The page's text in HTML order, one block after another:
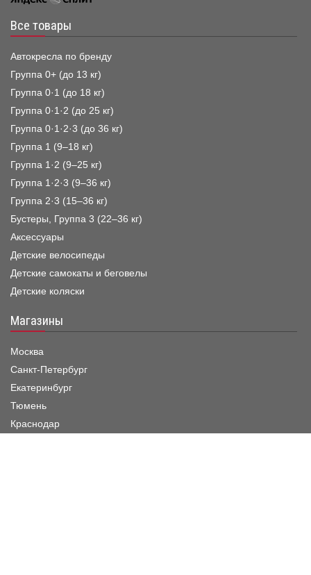
Все товары
Автокресла по бренду
Группа 0+ (до 13 кг)
Группа 0·1 (до 18 кг)
Группа 0·1·2 (до 25 кг)
Группа 0·1·2·3 (до 36 кг)
Группа 1 (9–18 кг)
Группа 1·2 (9–25 кг)
Группа 1·2·3 (9–36 кг)
Группа 2·3 (15–36 кг)
Бустеры, Группа 3 (22–36 кг)
Аксессуары
Детские велосипеды
Детские самокаты и беговелы
Детские коляски
Магазины
Москва
Санкт-Петербург
Екатеринбург
Тюмень
Краснодар